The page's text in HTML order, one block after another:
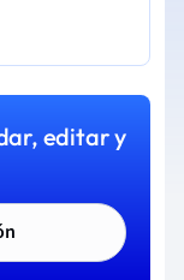
editar y